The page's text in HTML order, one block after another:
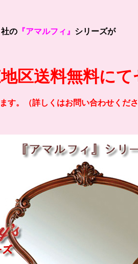
の 『アマルフィ』 シリーズが
区送料無料にて
す。（詳しくはお問い合わせくださ